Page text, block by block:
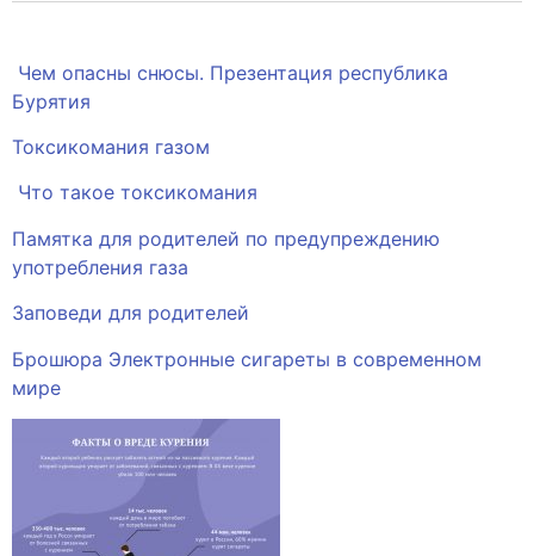
Чем опасны снюсы. Презентация республика
Бурятия
Токсикомания газом
Что такое токсикомания
Памятка для родителей по предупреждению
употребления газа
Заповеди для родителей
Брошюра Электронные сигареты в современном
мире